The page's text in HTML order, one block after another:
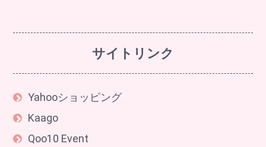
サイトリンク
Yahooショッピング
Kaago
Qoo10 Event